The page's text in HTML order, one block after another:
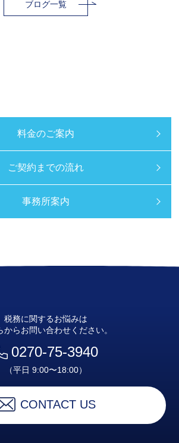
ブログ一覧
料金のご案内
ご契約までの流れ
事務所案内
税務に関するお悩みは
からお問い合わせください。
0270-75-3940
（平日 9:00〜18:00）
CONTACT US